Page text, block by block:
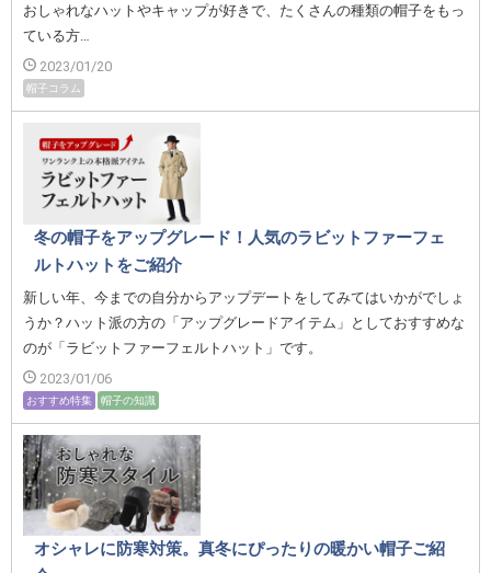
おしゃれなハットやキャップが好きで、たくさんの種類の帽子をもっ
ている方…
2023/01/20
帽子コラム
冬の帽子をアップグレード！人気のラビットファーフェ
ルトハットをご紹介
新しい年、今までの自分からアップデートをしてみてはいかがでしょ
うか？ハット派の方の「アップグレードアイテム」としておすすめな
のが「ラビットファーフェルトハット」です。
2023/01/06
おすすめ特集 帽子の知識
オシャレに防寒対策。真冬にぴったりの暖かい帽子ご紹